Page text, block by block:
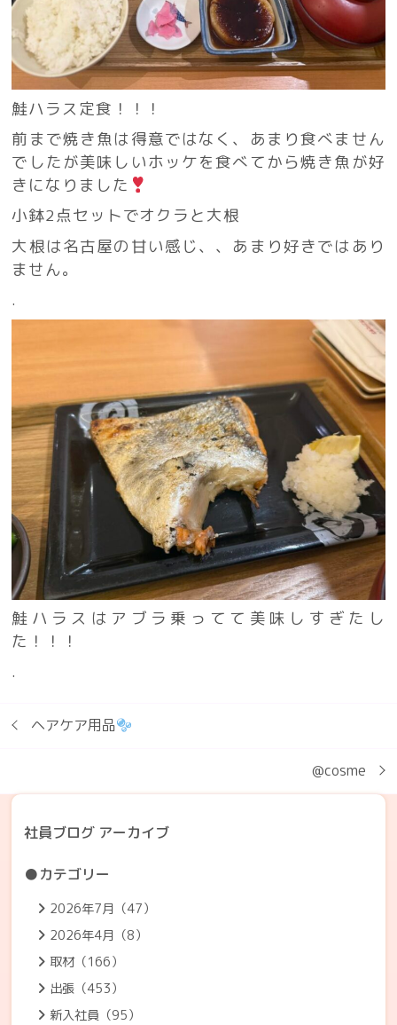
鮭ハラス定食！！！
前まで焼き魚は得意ではなく、あまり食べません
でしたが美味しいホッケを食べてから焼き魚が好
きになりました
小鉢2点セットでオクラと大根
大根は名古屋の甘い感じ、、あまり好きではあり
ません。
.
鮭ハラスはアブラ乗ってて美味しすぎたし
た！！！
.
ヘアケア用品
@cosme
社員ブログ アーカイブ
●カテゴリー
2026年7月（47）
2026年4月（8）
取材（166）
出張（453）
新入社員（95）